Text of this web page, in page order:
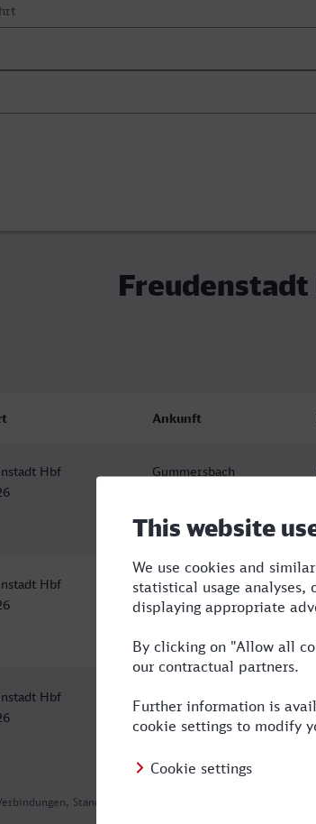
der Hinfahrt
der Hinfahrt
Freudenstadt
Stand: 2026-08-05 16:43
Ankunft
Hbf
Gummersbach
Hbf
Gummersbach
19.08.26
Hbf
20.08.26